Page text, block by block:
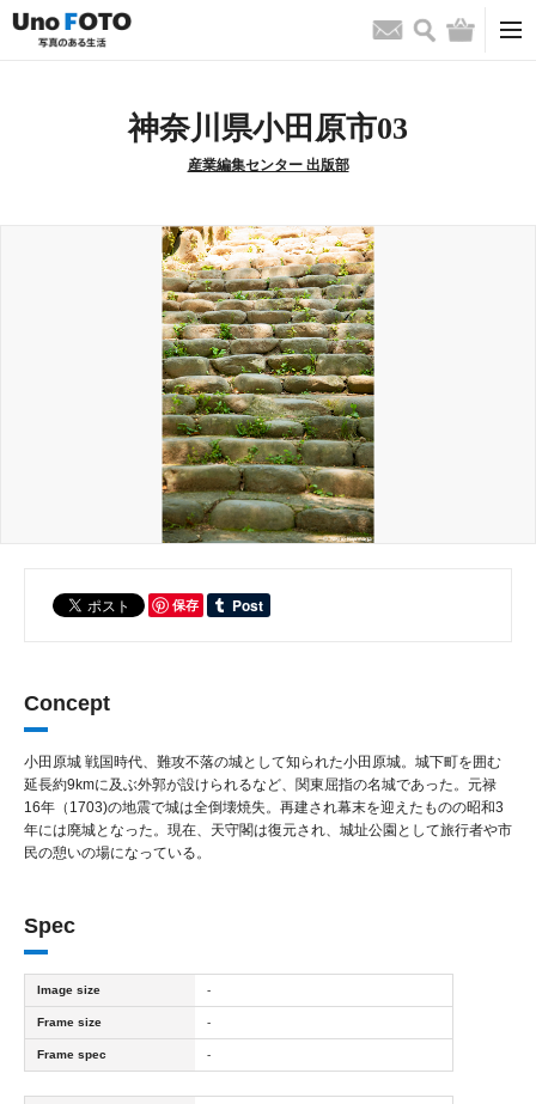
お問い合わせ
検索 バッグ
神奈川県小田原市03
産業編集センター 出版部
保存
Concept
小田原城 戦国時代、難攻不落の城として知られた小田原城。城下町を囲む
延長約9kmに及ぶ外郭が設けられるなど、関東屈指の名城であった。元禄
16年（1703)の地震で城は全倒壊焼失。再建され幕末を迎えたものの昭和3
年には廃城となった。現在、天守閣は復元され、城址公園として旅行者や市
民の憩いの場になっている。
Spec
Image size -
Frame size -
Frame spec -